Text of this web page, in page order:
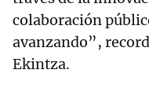
colaboración
avanzando”,
Ekintza.